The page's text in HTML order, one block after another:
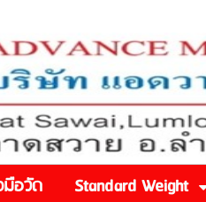
มือวัด Standard Weight